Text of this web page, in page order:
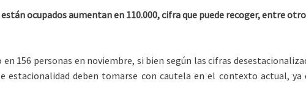
ocupados aumentan en 110.000, cifra que puede recoger, entre
156 personas en noviembre, si bien según las cifras
deben tomarse con cautela en el contexto actual, ya